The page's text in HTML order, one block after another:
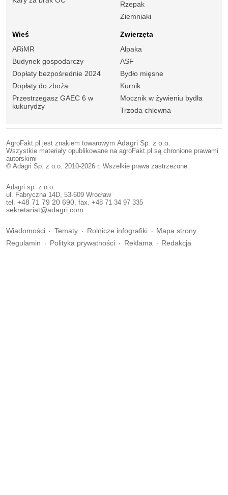
Rzepak
Ziemniaki
Wieś
ARiMR
Budynek gospodarczy
Dopłaty bezpośrednie 2024
Dopłaty do zboża
Przestrzegasz GAEC 6 w
kukurydzy
Zwierzęta
Alpaka
ASF
Bydło mięsne
Kurnik
Mocznik w żywieniu bydła
Trzoda chlewna
AgroFakt.pl jest znakiem towarowym Adagri Sp. z o.o.
Wszystkie materiały opublikowane na agroFakt.pl są chronione prawami
autorskimi
© Adagri Sp. z o.o. 2010-2026 r. Wszelkie prawa zastrzeżone.
Adagri sp. z o.o.
ul. Fabryczna 14D, 53-609 Wrocław
tel. +48 71 79 20 690 , fax. +48 71 34 97 335
sekretariat@adagri.com
Wiadomości Tematy Rolnicze infografiki
Mapa strony
Regulamin
Polityka prywatności Reklama Redakcja